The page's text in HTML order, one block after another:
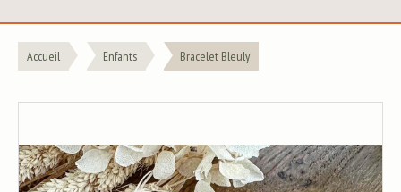
Accueil Enfants Bracelet Bleuly